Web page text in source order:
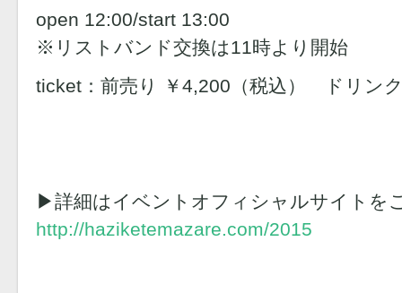
open 12:00/start 13:00
※リストバンド交換は11時より開始
ticket：前売り ￥4,200（税込） ドリン
▶︎詳細はイベントオフィシャルサイトを
http://haziketemazare.com/2015